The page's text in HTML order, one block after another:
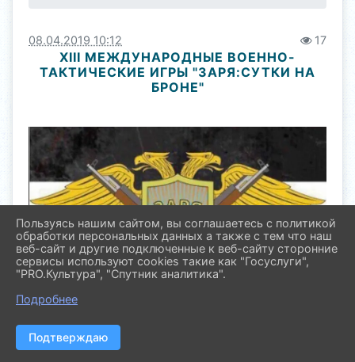
08.04.2019 10:12 17
XIII МЕЖДУНАРОДНЫЕ ВОЕННО-
ТАКТИЧЕСКИЕ ИГРЫ "ЗАРЯ:СУТКИ НА
БРОНЕ"
Пользуясь нашим сайтом, вы соглашаетесь с политикой
обработки персональных данных а также с тем что наш
веб-сайт и другие подключенные к веб-сайту сторонние
сервисы используют cookies такие как "Госуслуги",
"PRO.Культура", "Спутник аналитика".
Подробнее
Подтверждаю